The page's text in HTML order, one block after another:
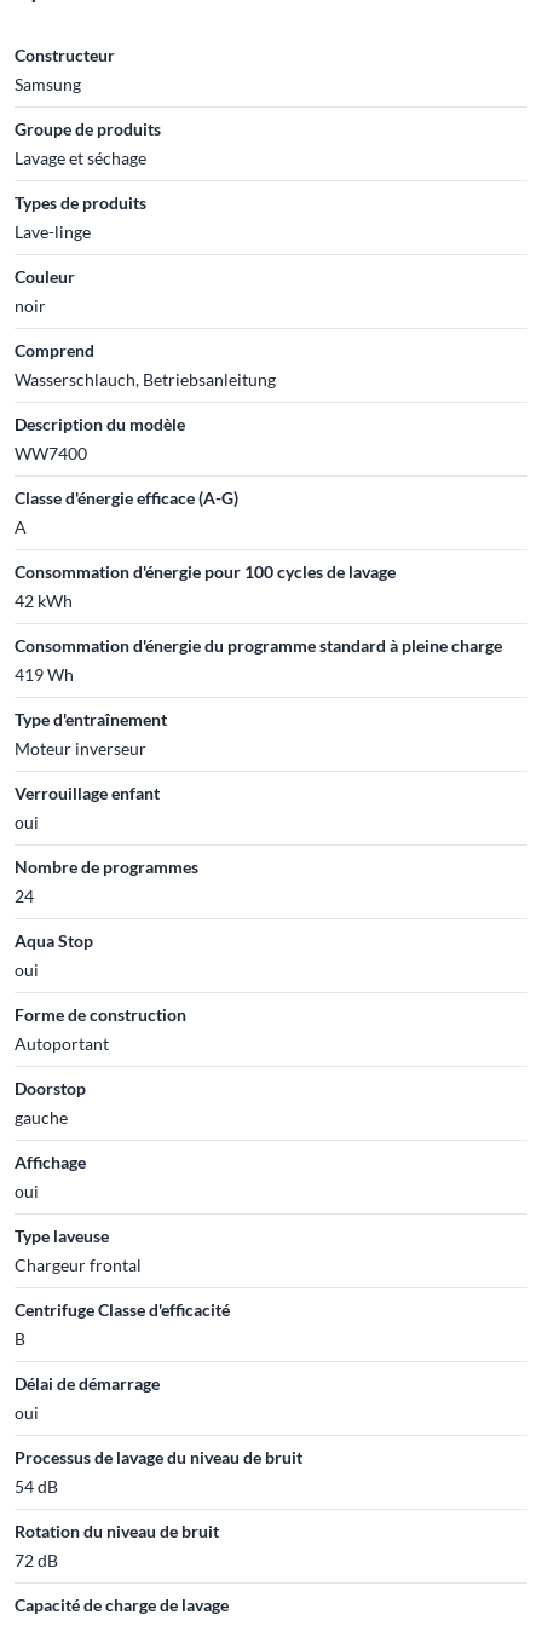
Constructeur
Samsung
Groupe de produits
Lavage et séchage
Types de produits
Lave-linge
Couleur
noir
Comprend
Wasserschlauch, Betriebsanleitung
Description du modèle
WW7400
Classe d'énergie efficace (A-G)
A
Consommation d'énergie pour 100 cycles de lavage
42 kWh
Consommation d'énergie du programme standard à pleine charge
419 Wh
Type d'entraînement
Moteur inverseur
Verrouillage enfant
oui
Nombre de programmes
24
Aqua Stop
oui
Forme de construction
Autoportant
Doorstop
gauche
Affichage
oui
Type laveuse
Chargeur frontal
Centrifuge Classe d'efficacité
B
Délai de démarrage
oui
Processus de lavage du niveau de bruit
54 dB
Rotation du niveau de bruit
72 dB
Capacité de charge de lavage